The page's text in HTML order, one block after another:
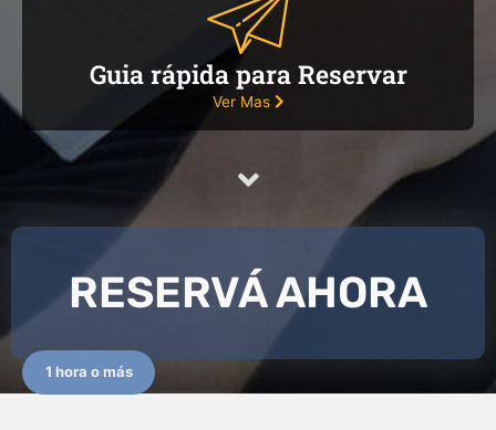
Guia rápida para Reservar
Ver Mas
RESERVÁ AHORA
1 hora o más